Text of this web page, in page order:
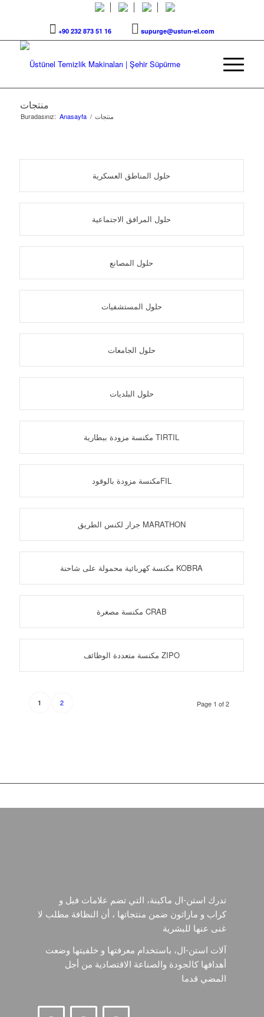
+90 232 873 51 16 supurge@ustun-el.com
منتجات
Buradasınız: Anasayfa / منتجات
حلول المناطق العسكرية
حلول المرافق الاجتماعية
حلول المصانع
حلول المستشفيات
حلول الجامعات
حلول البلديات
مكنسة مزودة ببطارية TIRTIL
مكنسة مزودة بالوقودFIL
جرار لكنس الطريق MARATHON
مكنسة كهربائية محمولة على شاحنة KOBRA
مكنسة مصغرة CRAB
مكنسة متعددة الوظائف ZIPO
Page 1 of 2
1 2
تدرك استن-ال ماكينة، التي تضم علامات فيل و
كراب و ماراثون ضمن منتجاتها ، أن النظافة مطلب لا
غنى عنها للبشرية
آلات استن-ال، باستخدام معرفتها و خلفيتها وضعت
أهدافها كالجودة والصناعة الاقتصادية من أجل
المضي قدما